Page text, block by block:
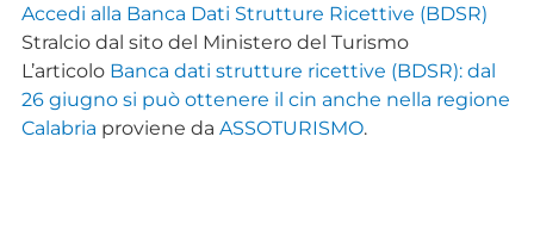
Accedi alla Banca Dati Strutture Ricettive (BDSR)
Stralcio dal sito del Ministero del Turismo
L’articolo Banca dati strutture ricettive (BDSR): dal
26 giugno si può ottenere il cin anche nella regione
Calabria proviene da ASSOTURISMO.